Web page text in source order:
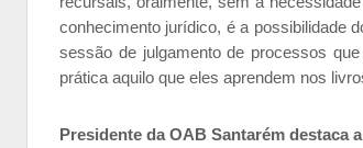
conhecimento jurídico, é a possibilidade
sessão de julgamento de processos
prática aquilo que eles aprendem nos
Presidente da OAB Santarém destaca